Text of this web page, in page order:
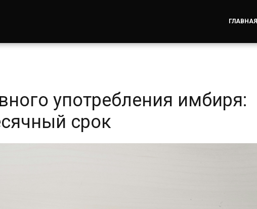
ГЛАВНАЯ
употребления имбиря:
срок